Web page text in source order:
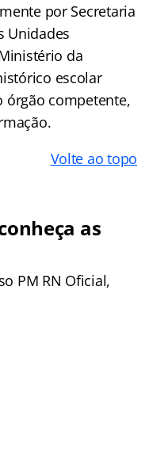
por Secretaria
Unidades
da
escolar
órgão competente,
Volte ao topo
as
PM RN Oficial,